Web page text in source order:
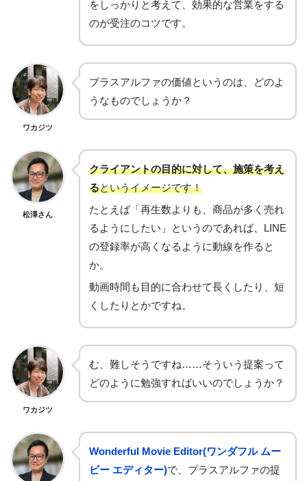
をしっかりと考えて、効果的な営業をする
のが受注のコツです。
ワカジツ
プラスアルファの価値というのは、どのよ
うなものでしょうか？
松澤さん
クライアントの目的に対して、施策を考え
るというイメージです！
たとえば「再生数よりも、商品が多く売れ
るようにしたい」というのであれば、LINE
の登録率が高くなるように動線を作ると
か。
動画時間も目的に合わせて長くしたり、短
くしたりとかですね。
ワカジツ
む、難しそうですね……そういう提案って
どのように勉強すればいいのでしょうか？
Wonderful Movie Editor(ワンダフル ムー
ビー エディター)で、プラスアルファの提